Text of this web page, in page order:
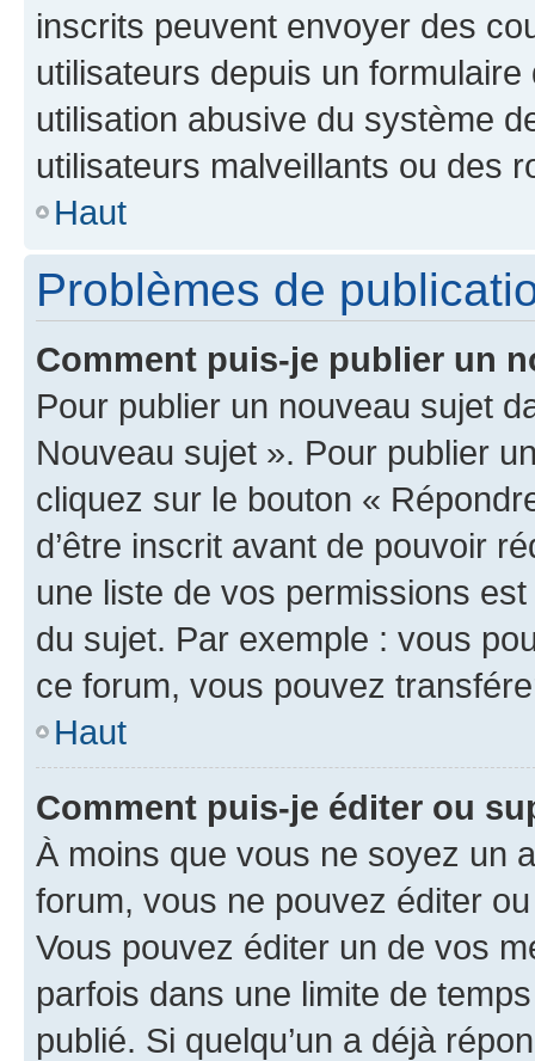
inscrits peuvent envoyer des
utilisateurs depuis un
utilisation abusive du système
utilisateurs malveillants ou des
Haut
Problèmes de
Comment puis-je publier un
Pour publier un nouveau sujet
Nouveau sujet ». Pour publier
cliquez sur le bouton «
d’être inscrit avant de pouvoir
une liste de vos permissions
du sujet. Par exemple : vous
ce forum, vous pouvez
Haut
Comment puis-je éditer ou
À moins que vous ne soyez un
forum, vous ne pouvez éditer
Vous pouvez éditer un de vos
parfois dans une limite de
publié. Si quelqu’un a déjà